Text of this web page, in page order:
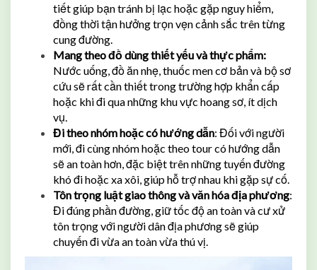
tiết giúp bạn tránh bị lạc hoặc gặp nguy hiểm,
đồng thời tận hưởng trọn vẹn cảnh sắc trên từng
cung đường.
Mang theo đồ dùng thiết yếu và thực phẩm:
Nước uống, đồ ăn nhẹ, thuốc men cơ bản và bộ sơ
cứu sẽ rất cần thiết trong trường hợp khẩn cấp
hoặc khi đi qua những khu vực hoang sơ, ít dịch
vụ.
Đi theo nhóm hoặc có hướng dẫn: Đối với người
mới, đi cùng nhóm hoặc theo tour có hướng dẫn
sẽ an toàn hơn, đặc biệt trên những tuyến đường
khó đi hoặc xa xôi, giúp hỗ trợ nhau khi gặp sự cố.
Tôn trọng luật giao thông và văn hóa địa phương:
Đi đúng phần đường, giữ tốc độ an toàn và cư xử
tôn trọng với người dân địa phương sẽ giúp
chuyến đi vừa an toàn vừa thú vị.